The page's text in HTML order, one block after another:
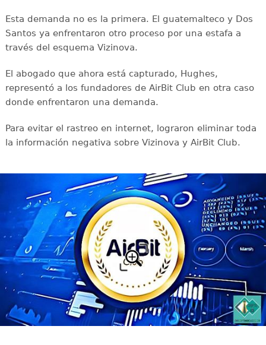
Esta demanda no es la primera. El guatemalteco y Dos
Santos ya enfrentaron otro proceso por una estafa a
través del esquema Vizinova.
El abogado que ahora está capturado, Hughes,
representó a los fundadores de AirBit Club en otra caso
donde enfrentaron una demanda.
Para evitar el rastreo en internet, lograron eliminar toda
la información negativa sobre Vizinova y AirBit Club.